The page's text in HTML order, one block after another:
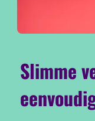
Slimme